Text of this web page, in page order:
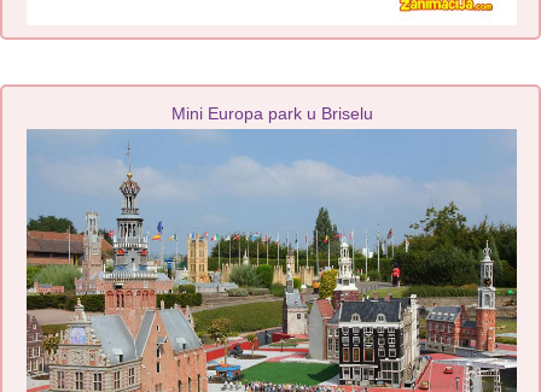
Mini Europa park u Briselu